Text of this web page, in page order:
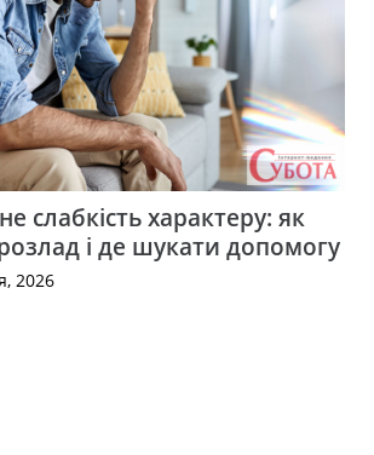
слабкість характеру: як
і де шукати допомогу
2026